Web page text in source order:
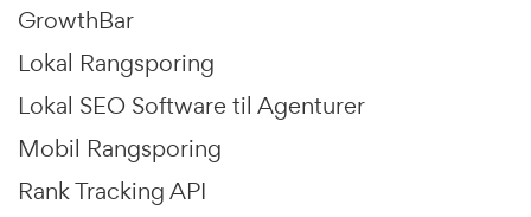
GrowthBar
Lokal Rangsporing
Lokal SEO Software til Agenturer
Mobil Rangsporing
Rank Tracking API